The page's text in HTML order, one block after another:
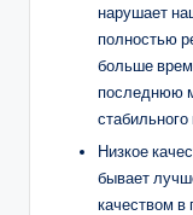
нарушает
полностью
больше
последнюю
стабильного
Низкое
бывает
качеством в